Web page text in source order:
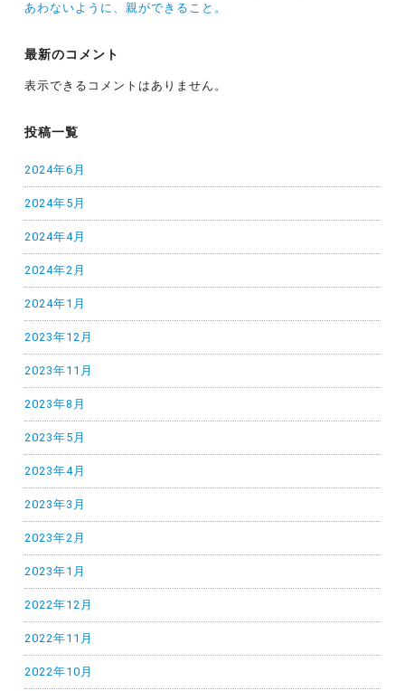
あわないように、親ができること。
最新のコメント
表示できるコメントはありません。
投稿一覧
2024年6月
2024年5月
2024年4月
2024年2月
2024年1月
2023年12月
2023年11月
2023年8月
2023年5月
2023年4月
2023年3月
2023年2月
2023年1月
2022年12月
2022年11月
2022年10月